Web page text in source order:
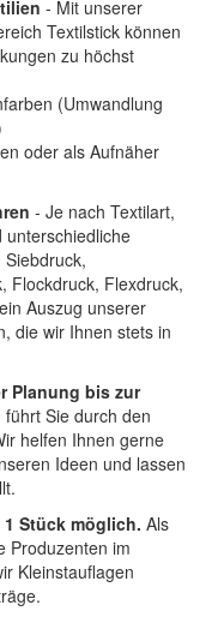
- Mit unserer
Textilstick können
zu höchst
(Umwandlung
oder als Aufnäher
- Je nach Textilart,
unterschiedliche
Flockdruck, Flexdruck,
Auszug unserer
die wir Ihnen stets in
Planung bis zur
führt Sie durch den
helfen Ihnen gerne
Ideen und lassen
Stück möglich. Als
Produzenten im
Kleinstauflagen